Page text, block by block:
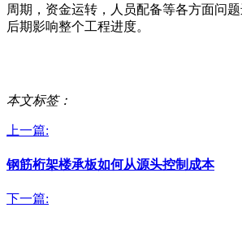
周期，资金运转，人员配备等各方面问
后期影响整个工程进度。
本文标签：
上一篇:
钢筋桁架楼承板如何从源头控制成本
下一篇: